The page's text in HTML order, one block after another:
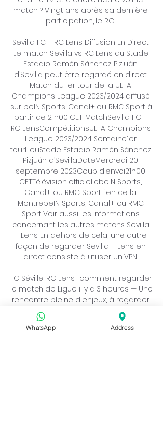
WhatsApp Address